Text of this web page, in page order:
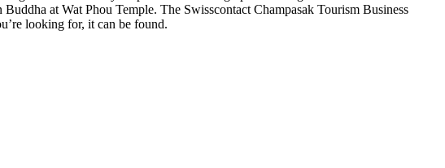
at Wat Phou Temple. The Swisscontact Champasak Tourism Business
looking for, it can be found.